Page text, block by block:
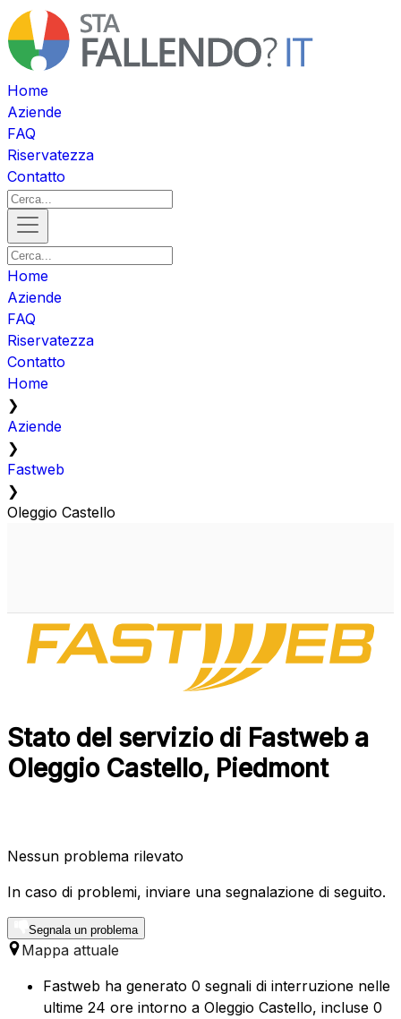
Home
Aziende
FAQ
Riservatezza
Contatto
Home
Aziende
FAQ
Riservatezza
Contatto
Home
❯
Aziende
❯
Fastweb
❯
Oleggio Castello
Stato del servizio di Fastweb a
Oleggio Castello, Piedmont
Nessun problema rilevato
In caso di problemi, inviare una segnalazione di seguito.
Segnala un problema
Mappa attuale
Fastweb ha generato 0 segnali di interruzione nelle
ultime 24 ore intorno a Oleggio Castello, incluse 0